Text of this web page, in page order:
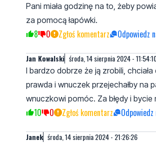
Pani miała godzinę na to, żeby
za pomocą łapówki.
8 0 Zgłoś komentarz Odpowiedz
Jan Kowalski środa, 14 sierpnia 2024 -
I bardzo dobrze że ją zrobili,
prawda i wnuczek przejechałby na
wnuczkowi pomóc. Za błędy i bycie
10 0 Zgłoś komentarz
Janek środa, 14 sierpnia 2024 - 21:26:26